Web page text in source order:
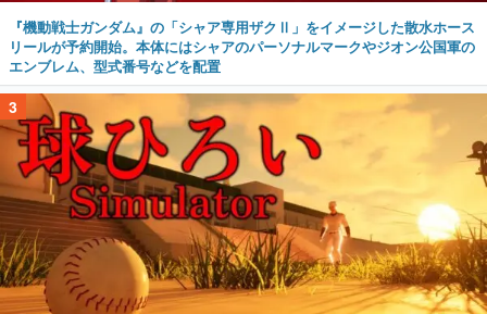
『機動戦士ガンダム』の「シャア専用ザクⅡ」をイメージした散水ホース
リールが予約開始。本体にはシャアのパーソナルマークやジオン公国軍の
エンブレム、型式番号などを配置
3